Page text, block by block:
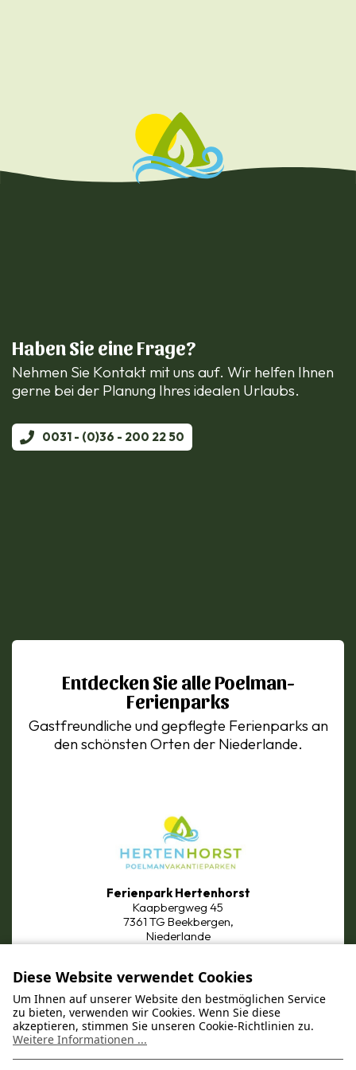
Haben Sie eine Frage?
Nehmen Sie Kontakt mit uns auf. Wir helfen Ihnen
gerne bei der Planung Ihres idealen Urlaubs.
0031 - (0)36 - 200 22 50
Entdecken Sie alle Poelman-
Ferienparks
Gastfreundliche und gepflegte Ferienparks an
den schönsten Orten der Niederlande.
Ferienpark Hertenhorst
Kaapbergweg 45
7361 TG Beekbergen,
Niederlande
Ferienpark Bronckhorst
Diese Website verwendet Cookies
Um Ihnen auf unserer Website den bestmöglichen Service
zu bieten, verwenden wir Cookies. Wenn Sie diese
akzeptieren, stimmen Sie unseren Cookie-Richtlinien zu.
Weitere Informationen ...